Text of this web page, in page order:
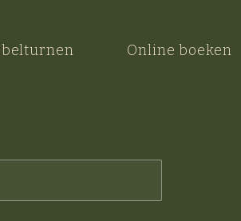
Online boeken